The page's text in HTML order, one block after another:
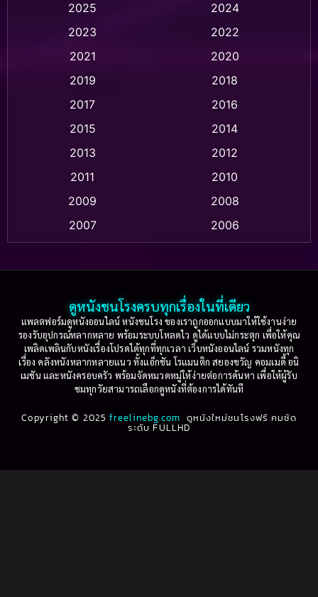
Animation แอนิเมชั่น (1)
Animation แอนิเมชัน (1)
Based on a True Story เรื่องจริง(75)
Based on Novel(16)
Betrayal(1)
Biography(3)
Biography ชีวประวัติ (61)
2025
2024
2023
2022
2021
2020
2019
2018
2017
2016
2015
2014
2013
2012
2011
2010
2009
2008
2007
2006
2003
2002
2001
2000
1999
1998
1997
1996
1995
1994
1993
1992
1991
1990
1987
1986
ดูหนังชนโรงครบทุกเรื่องในที่เดียว
แพลตฟอร์มดูหนังออนไลน์ หนังชนโรง ของเราถูกออกแบบมาให้ใช้งานง่าย
รองรับอุปกรณ์หลากหลาย พร้อมระบบโหลดไว ดูได้แบบไม่กระตุก เพื่อให้คุณ
เพลิดเพลินกับหนังเรื่องโปรดได้ทุกที่ทุกเวลา เว็บหนังออนไลน์ รวมหนังทุก
เรื่อง คลังหนังหลากหลายแนว ทั้งแอ็กชัน โรแมนติก สยองขวัญ คอมเมดี้ อนิ
เมชัน และหนังครอบครัว พร้อมจัดหมวดหมู่ให้ง่ายต่อการค้นหา เพื่อให้ผู้รับ
ชมทุกวัยสามารถเลือกดูหนังที่ต้องการได้ทันที
Copyright © 2025freelinebg.com ดูหนังใหม่ชนโรงฟรี คมชัด
ระดับ FULLHD